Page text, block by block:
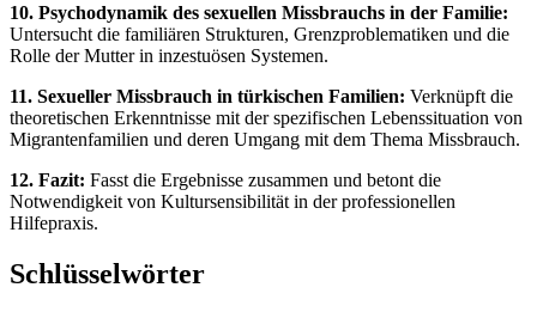
10. Psychodynamik des sexuellen Missbrauchs in der Familie:
Untersucht die familiären Strukturen, Grenzproblematiken und die
Rolle der Mutter in inzestuösen Systemen.
11. Sexueller Missbrauch in türkischen Familien: Verknüpft die
theoretischen Erkenntnisse mit der spezifischen Lebenssituation von
Migrantenfamilien und deren Umgang mit dem Thema Missbrauch.
12. Fazit: Fasst die Ergebnisse zusammen und betont die
Notwendigkeit von Kultursensibilität in der professionellen
Hilfepraxis.
Schlüsselwörter